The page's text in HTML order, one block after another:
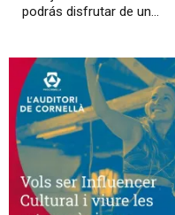
podrás disfrutar de un...